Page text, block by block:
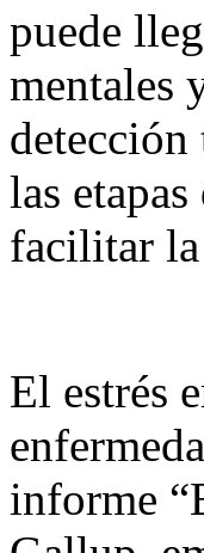
puede
mentales
detección
las
facilitar la
El estrés
informe